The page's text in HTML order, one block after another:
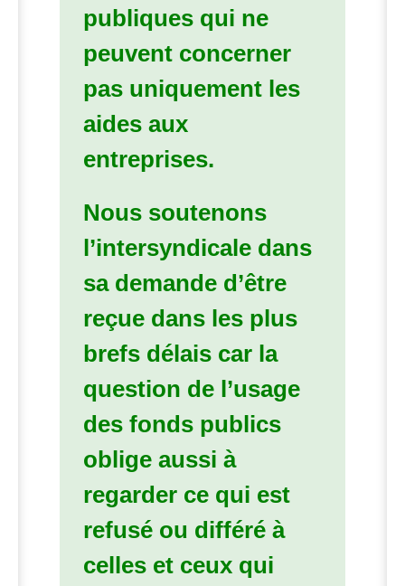
publiques qui ne
peuvent concerner
pas uniquement les
aides aux
entreprises.
Nous soutenons
l’intersyndicale dans
sa demande d’être
reçue dans les plus
brefs délais car la
question de l’usage
des fonds publics
oblige aussi à
regarder ce qui est
refusé ou différé à
celles et ceux qui